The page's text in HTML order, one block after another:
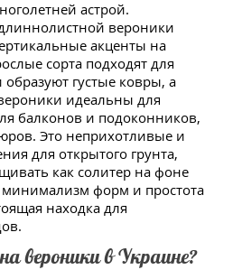
астрой.
вероники
акценты на
сорта подходят для
густые ковры, а
идеальны для
балконов и подоконников,
Это неприхотливые и
для открытого грунта,
как солитер на фоне
минимализм форм и простота
находка для
вероники в Украине?